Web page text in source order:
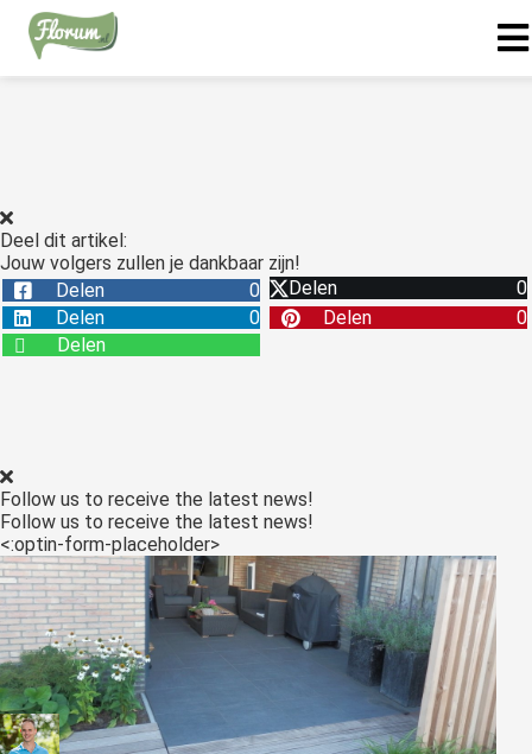
Deel dit artikel:
Jouw volgers zullen je dankbaar zijn!
Delen
0 Delen
0
Delen
0 Delen
0
Delen
Follow us to receive the latest news!
Follow us to receive the latest news!
<:optin-form-placeholder>